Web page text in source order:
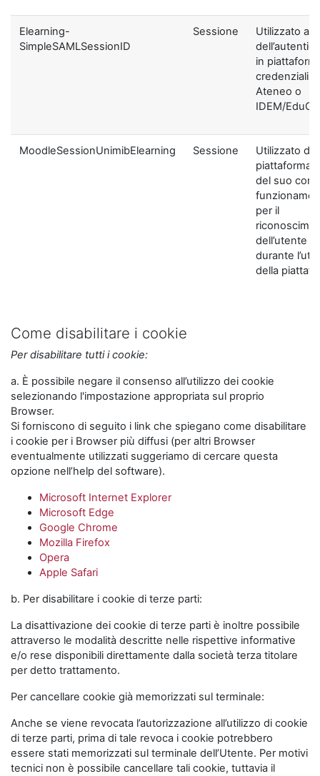
Elearning-
SimpleSAMLSessionID
Sessione
Utilizzato ai
in
credenziali di
Ateneo o
IDEM/
MoodleSessionUnimibElearning Sessione
Utilizzato
piattaforma
del suo
per il
dell’utente
durante
della
Come disabilitare i cookie
Per disabilitare tutti i cookie:
a. È possibile negare il consenso all’utilizzo dei cookie
selezionando l'impostazione appropriata sul proprio
Browser.
Si forniscono di seguito i link che spiegano come disabilitare
i cookie per i Browser più diffusi (per altri Browser
eventualmente utilizzati suggeriamo di cercare questa
opzione nell’help del software).
Microsoft Internet Explorer
Microsoft Edge
Google Chrome
Mozilla Firefox
Opera
Apple Safari
b. Per disabilitare i cookie di terze parti:
La disattivazione dei cookie di terze parti è inoltre possibile
attraverso le modalità descritte nelle rispettive informative
e/o rese disponibili direttamente dalla società terza titolare
per detto trattamento.
Per cancellare cookie già memorizzati sul terminale:
Anche se viene revocata l’autorizzazione all’utilizzo di cookie
di terze parti, prima di tale revoca i cookie potrebbero
essere stati memorizzati sul terminale dell’Utente. Per motivi
tecnici non è possibile cancellare tali cookie, tuttavia il